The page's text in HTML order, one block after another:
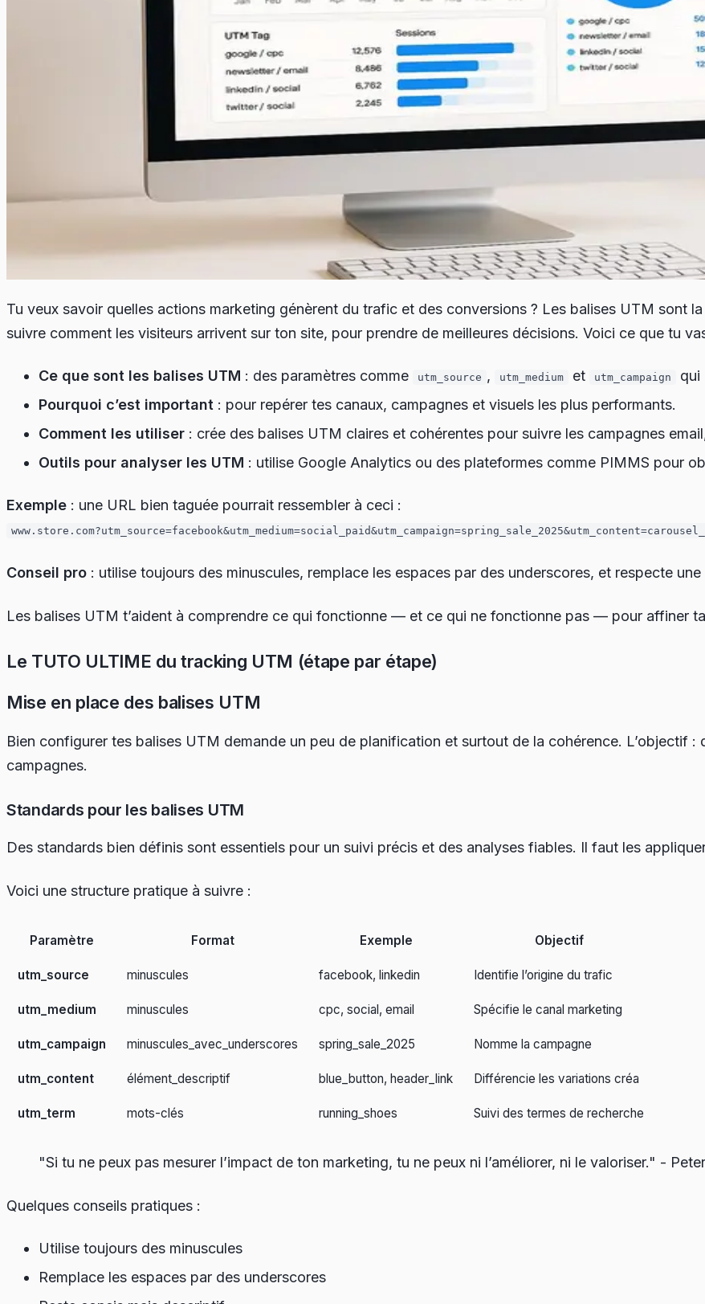
Tu veux savoir quelles actions marketing génèrent du trafic et des conversions ? Les balises UTM sont
suivre comment les visiteurs arrivent sur ton site, pour prendre de meilleures décisions. Voici ce que tu
Ce que sont les balises UTM : des paramètres comme utm_source , utm_medium et utm_campaign
qui
Pourquoi c’est important : pour repérer tes canaux, campagnes et visuels les plus performants.
Comment les utiliser : crée des balises UTM claires et cohérentes pour suivre les campagnes
Outils pour analyser les UTM : utilise Google Analytics ou des plateformes comme PIMMS pour
Exemple : une URL bien taguée pourrait ressembler à ceci :
Conseil pro : utilise toujours des minuscules, remplace les espaces par des underscores, et respecte
Les balises UTM t’aident à comprendre ce qui fonctionne — et ce qui ne fonctionne pas — pour affiner
Le TUTO ULTIME du tracking UTM (étape par étape)
Mise en place des balises UTM
Bien configurer tes balises UTM demande un peu de planification et surtout de la cohérence. L’objectif :
campagnes.
Standards pour les balises UTM
Des standards bien définis sont essentiels pour un suivi précis et des analyses fiables. Il faut les
Voici une structure pratique à suivre :
Paramètre Format Exemple Objectif
utm_source minuscules facebook, linkedin Identifie l’origine du trafic
utm_medium minuscules cpc, social, email Spécifie le canal marketing
utm_campaign minuscules_avec_underscores spring_sale_2025 Nomme la campagne
utm_content élément_descriptif blue_button, header_link Différencie les variations créa
utm_term mots-clés running_shoes Suivi des termes de recherche
"Si tu ne peux pas mesurer l’impact de ton marketing, tu ne peux ni l’améliorer, ni le valoriser." -
Quelques conseils pratiques :
Utilise toujours des minuscules
Remplace les espaces par des underscores